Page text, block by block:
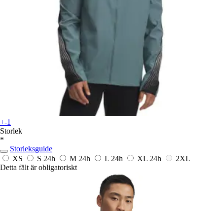
+-1
Storlek
*
Storleksguide
XS
S 24h M 24h L 24h XL 24h
2XL
Detta fält är obligatoriskt